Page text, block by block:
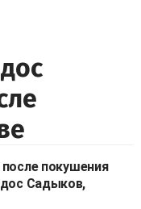
покушения
Садыков,